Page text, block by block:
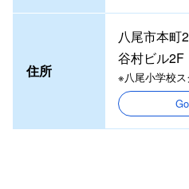
住所
八尾市本町
谷村ビル2F
※八尾小学校ス